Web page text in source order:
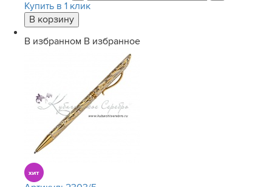
Купить в 1 клик
В избранном В избранное